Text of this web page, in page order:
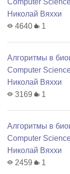
Computer
Николай Вяххи
4640
1
Алгоритмы в
Computer
Николай Вяххи
3169
1
Алгоритмы в
Computer
Николай Вяххи
2459
1